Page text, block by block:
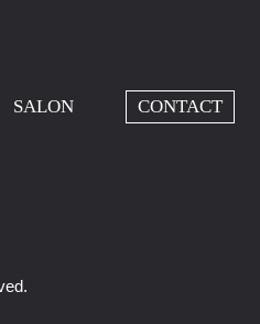
SALON CONTACT